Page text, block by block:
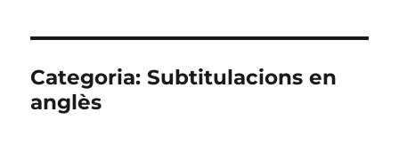
Categoria:Subtitulacions en
anglès